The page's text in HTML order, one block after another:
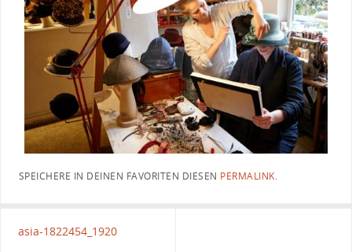
SPEICHERE IN DEINEN FAVORITEN DIESEN PERMALINK.
asia-1822454_1920